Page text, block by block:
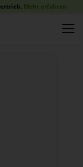
Mehr erfahren